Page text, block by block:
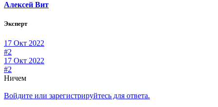
Алексей Вит
Эксперт
17 Окт 2022
#2
17 Окт 2022
#2
Ничем
Войдите или зарегистрируйтесь для ответа.